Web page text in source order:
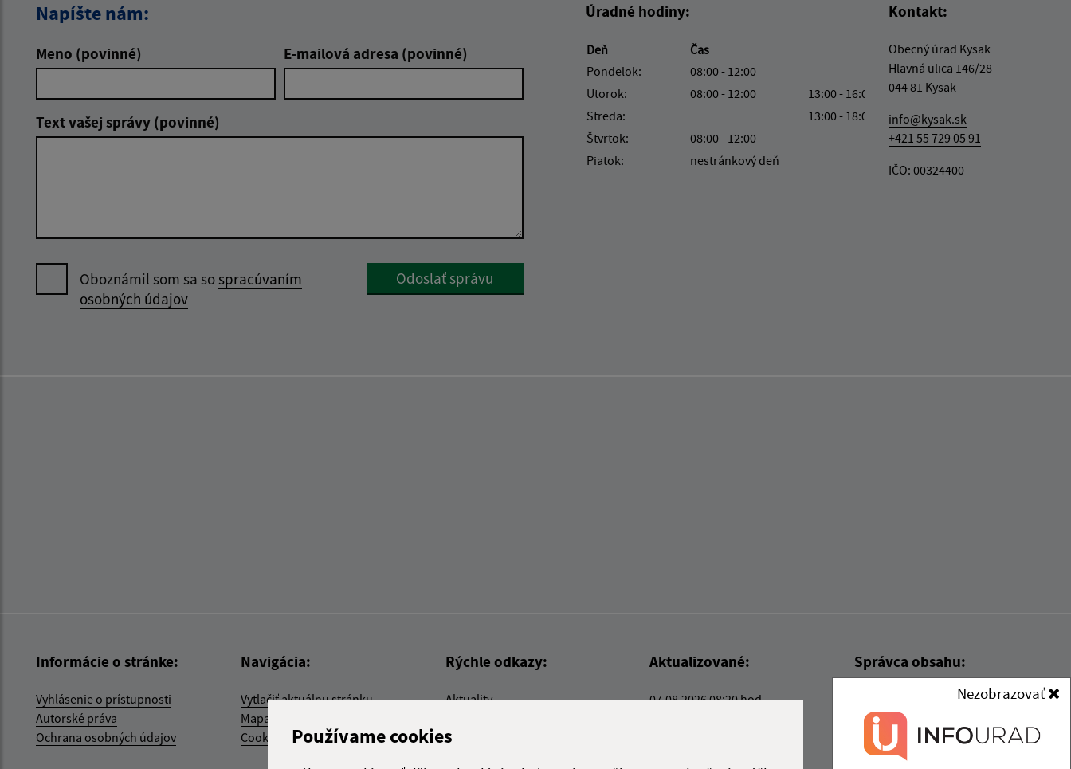
Používame cookies
Nezobrazovať
Napíšte nám:
Meno (povinné) E-mailová adresa (povinné)
Text vašej správy (povinné)
Oboznámil som sa sospracúvaním
osobných údajov
Google reCaptcha Response
Odoslať správu
Úradné hodiny:
Deň
Čas
Pondelok:
08:00 - 12:00
Utorok:
08:00 - 12:00
13:00 - 16:00
Streda:
13:00 - 18:00
Štvrtok:
08:00 - 12:00
Piatok:
nestránkový deň
Kontakt:
Obecný úrad Kysak
Hlavná ulica 146/28
044 81 Kysak
info@kysak.sk
+421 55 729 05 91
IČO: 00324400
Informácie o stránke:
Vyhlásenie o prístupnosti
Autorské práva
Ochrana osobných údajov
Navigácia:
Vytlačiť aktuálnu stránku
Mapa stránok
Cookies
Rýchle odkazy:
Aktuality
E-služby
Aktualizované:
07.08.2026 08:20 hod.
Správca obsahu:
Správca obsahu je Obec Kysak.
Vytvorené v súlade s
dizajn manuálom elektronických
služieb.